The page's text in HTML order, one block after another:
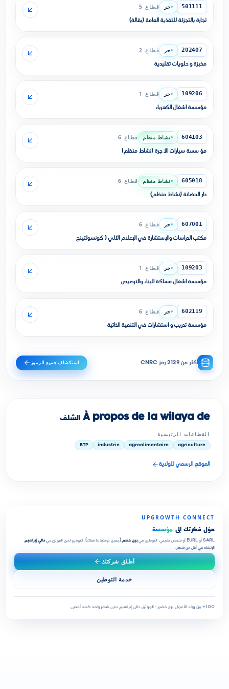
501111 حر قطاع 5
تجارة بالتجزئة للتغذية العامة (بقالة)
202407 حر قطاع 2
مخبزة و حلويات تقليدية
109206 حر قطاع 1
مؤسسة أشغال الكهرباء
604103 نشاط منظم قطاع 6
مؤ سسة سيارات الأ جرة (نشاط منظم)
605018 نشاط منظم قطاع 6
دار الحضانة (نشاط منظم)
607001 حر قطاع 6
مكتب الدراسات والإستشارة في الإعلام الألي ( كونسولتينج
109203 حر قطاع 1
مؤسسة أشغال مساكة البناء والترصيص
602119 حر قطاع 6
مؤسسة تدريب و استشارات في التنمية الذاتية
أكثر من 2129 رمز CNRC استكشاف جميع الرموز
À propos de la wilaya de الشلف
القطاعات الرئيسية
agriculture
agroalimentaire
industrie
BTP
الموقع الرسمي للولاية
UPGROWTH CONNECT
حوّل فكرتك إلى مؤسسة
SARL أو EURL أو شخص طبيعي. التوطين في برج خضم (جميع توطيناتنا هناك). التوقيع لدى الموثق فيدالي إبراهيم.
الإنشاء في أقل من شهر.
أطلق شركتك
خدمة التوطين
100+ من رواد الأعمال ·برج خضم · الموثق دالي إبراهيم·حتى شهر واحد كحد أقصى